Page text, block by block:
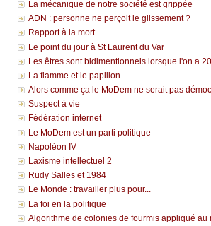
La mécanique de notre société est grippée
ADN : personne ne perçoit le glissement ?
Rapport à la mort
Le point du jour à St Laurent du Var
Les êtres sont bidimentionnels lorsque l'on a
La flamme et le papillon
Alors comme ça le MoDem ne serait pas
Suspect à vie
Fédération internet
Le MoDem est un parti politique
Napoléon IV
Laxisme intellectuel 2
Rudy Salles et 1984
Le Monde : travailler plus pour...
La foi en la politique
Algorithme de colonies de fourmis appliqué au